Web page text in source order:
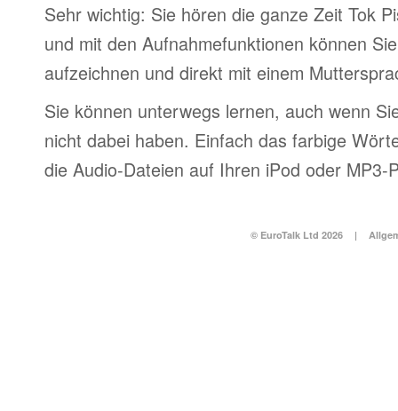
Sehr wichtig: Sie hören die ganze Zeit Tok
und mit den Aufnahmefunktionen können
aufzeichnen und direkt mit einem
Sie können unterwegs lernen, auch wenn
nicht dabei haben. Einfach das farbige
die Audio-Dateien auf Ihren iPod oder MP3-
© EuroTalk Ltd 2026 |